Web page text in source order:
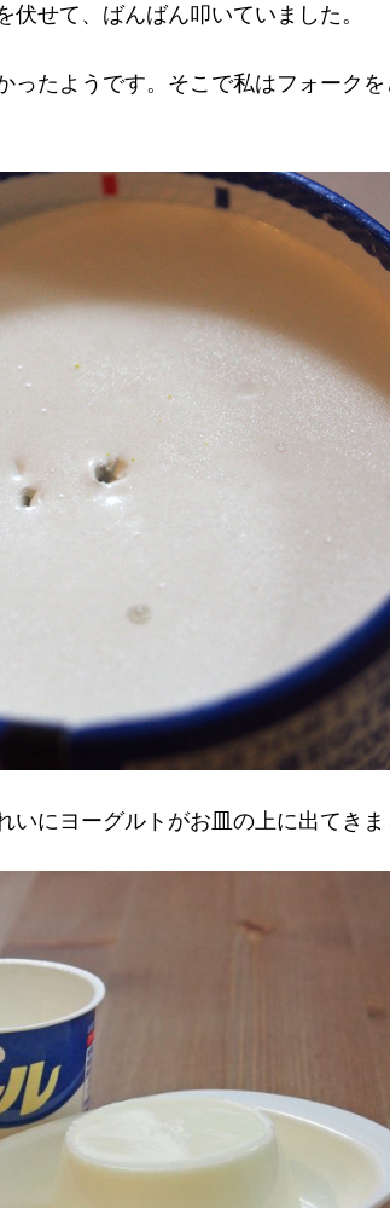
せて、ばんばん叩いていました。
ったようです。そこで私はフォークを
にヨーグルトがお皿の上に出てきま